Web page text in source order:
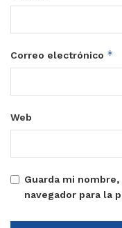
Correo electrónico *
Web
Guarda mi
navegador para la